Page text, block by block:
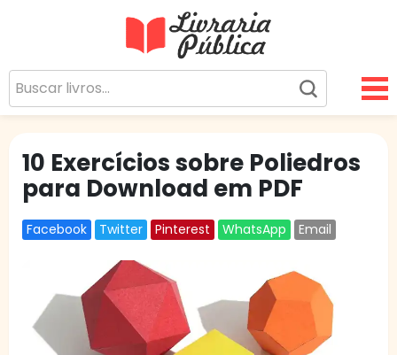
Sua Biblioteca Virtual Gratuita
10 Exercícios sobre Poliedros
para Download em PDF
Facebook Twitter Pinterest WhatsApp Email